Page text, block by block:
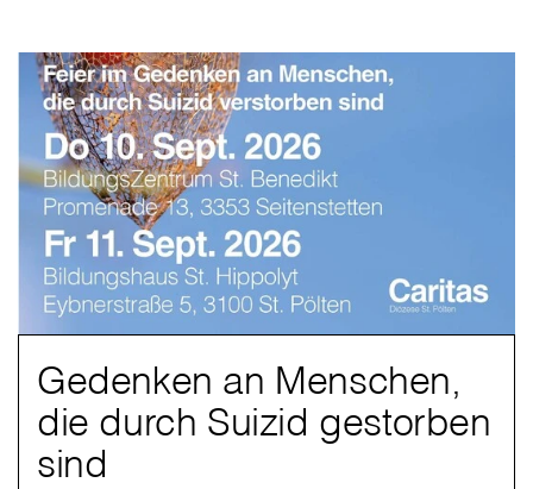
Gedenken an Menschen,
die durch Suizid gestorben
sind